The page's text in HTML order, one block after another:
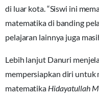
di luar kota. “Siswi ini
matematika di banding
pelajaran lainnya juga
Lebih lanjut Danuri
mempersiapkan diri untuk
matematika Hidayatullah